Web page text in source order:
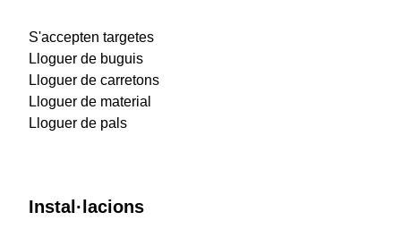
S'accepten targetes
Lloguer de buguis
Lloguer de carretons
Lloguer de material
Lloguer de pals
Instal·lacions